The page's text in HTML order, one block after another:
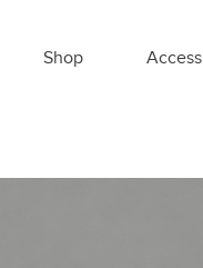
Shop Access